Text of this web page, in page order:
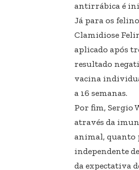
antirrábica é
Já para os
Clamidiose
aplicado após
resultado
vacina
a 16 semanas.
Por fim, Sergio
através da
animal, quanto
independente
da expectativa